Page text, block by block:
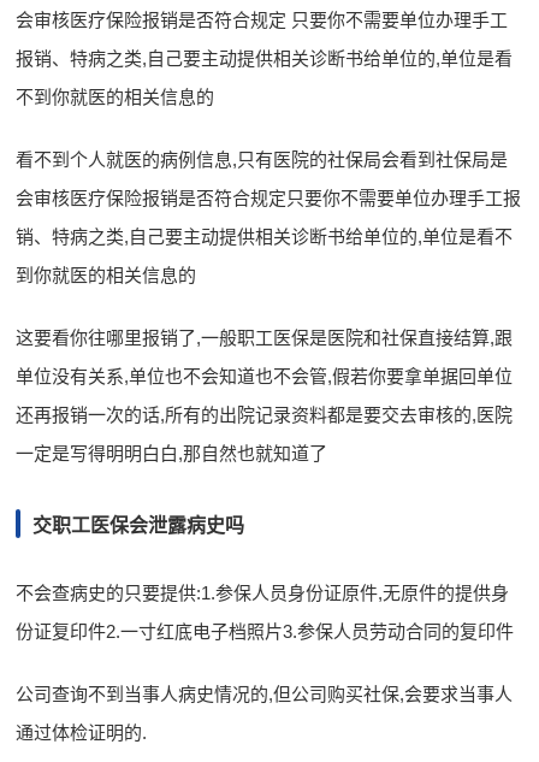
会审核医疗保险报销是否符合规定 只要你不需要单位办理手工
报销、特病之类,自己要主动提供相关诊断书给单位的,单位是看
不到你就医的相关信息的
看不到个人就医的病例信息,只有医院的社保局会看到社保局是
会审核医疗保险报销是否符合规定只要你不需要单位办理手工报
销、特病之类,自己要主动提供相关诊断书给单位的,单位是看不
到你就医的相关信息的
这要看你往哪里报销了,一般职工医保是医院和社保直接结算,跟
单位没有关系,单位也不会知道也不会管,假若你要拿单据回单位
还再报销一次的话,所有的出院记录资料都是要交去审核的,医院
一定是写得明明白白,那自然也就知道了
交职工医保会泄露病史吗
不会查病史的只要提供:1.参保人员身份证原件,无原件的提供身
份证复印件2.一寸红底电子档照片3.参保人员劳动合同的复印件
公司查询不到当事人病史情况的,但公司购买社保,会要求当事人
通过体检证明的.